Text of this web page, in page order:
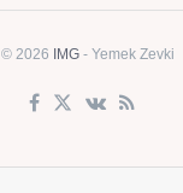
© 2026 IMG - Yemek Zevki